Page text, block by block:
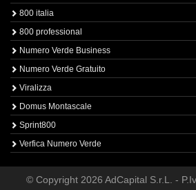
800 italia
800 professional
Numero Verde Business
Numero Verde Gratuito
Viralizza
Domus Montascale
Sprint800
Verfica Numero Verde
© Copyright 2026 AdCapital S.r.L. -